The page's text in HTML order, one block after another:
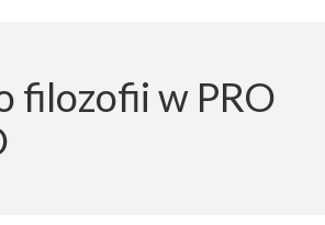
filozofii w PRO